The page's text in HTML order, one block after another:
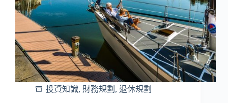
投資知識, 財務規劃 , 退休規劃